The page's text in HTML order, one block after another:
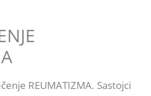
REUMATIZMA. Sastojci